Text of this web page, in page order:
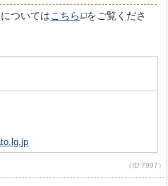
ついてはこちら
をご覧くださ
（ID:7997）